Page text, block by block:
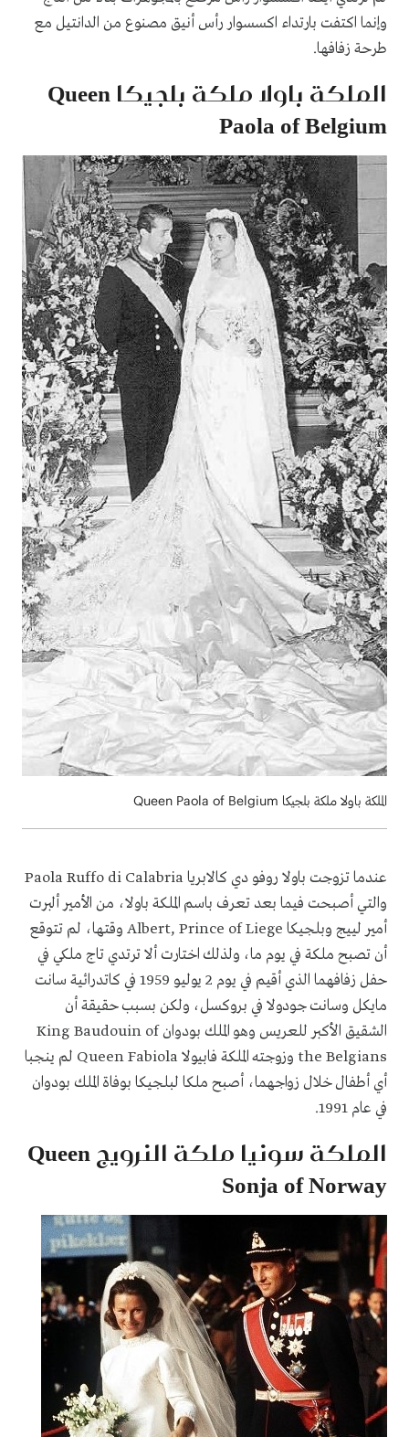
وإنما اكتفت بارتداء اكسسوار رأس أنيق مصنوع من الدانتيل مع
طرحة زفافها.
الملكة باولا ملكة بلجيكاQueen
Paola of Belgium
الملكة باولا ملكة بلجيكا Queen Paola of Belgium
عندما تزوجت باولا روفو دي كالابرياPaola Ruffo di Calabria
والتي أصبحت فيما بعد تعرف باسم الملكة باولا، من الأمير ألبرت
أمير لييج وبلجيكاAlbert, Prince of Liegeوقتها، لم تتوقع
أن تصبح ملكة في يوم ما، ولذلك اختارت ألا ترتدي تاج ملكي في
حفل زفافهما الذي أقيم في يوم 2 يوليو 1959 في كاتدرائية سانت
مايكل وسانت جودولا في بروكسل، ولكن بسبب حقيقة أن
الشقيق الأكبر للعريس وهو الملك بودوانKing Baudouin of
the Belgiansوزوجته الملكة فابيولاQueen Fabiolaلم ينجبا
أي أطفال خلال زواجهما، أصبح ملكا لبلجيكا بوفاة الملك بودوان
في عام 1991.
الملكة سونيا ملكة النرويجQueen
Sonja of Norway